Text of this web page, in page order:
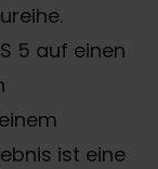
5 auf einen
ist eine